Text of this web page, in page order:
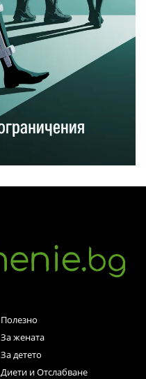
Полезно
За жената
За детето
Диети и Отслабване